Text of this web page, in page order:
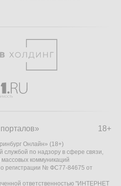
18+
Онлайн» (18+)
службой по надзору в сфере связи,
коммуникаций
регистрации № ФС77-84675 от
ответственностью "ИНТЕРНЕТ